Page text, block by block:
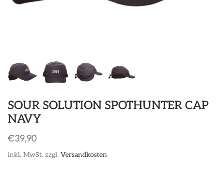
SOUR SOLUTION SPOTHUNTER CAP
NAVY
€39,90
inkl. MwSt. zzgl. Versandkosten